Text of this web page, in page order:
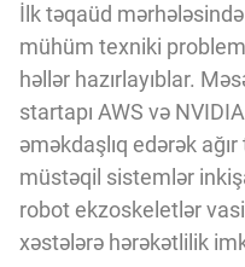
İlk təqaüd
mühüm texniki
həllər hazırlayıblar.
startapı AWS və
əməkdaşlıq edərək
müstəqil sistemlər
robot ekzoskeletlər
xəstələrə hərəkətlilik